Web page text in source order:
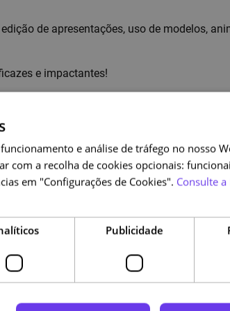
de apresentações, uso de modelos,
e impactantes!
criar apresentações cativantes e
curso 6 horas.
em funções públicas e estagiários do
e análise de tráfego no nosso
com a recolha de cookies opcionais:
em "Configurações de Cookies". Consulte
Publicidade